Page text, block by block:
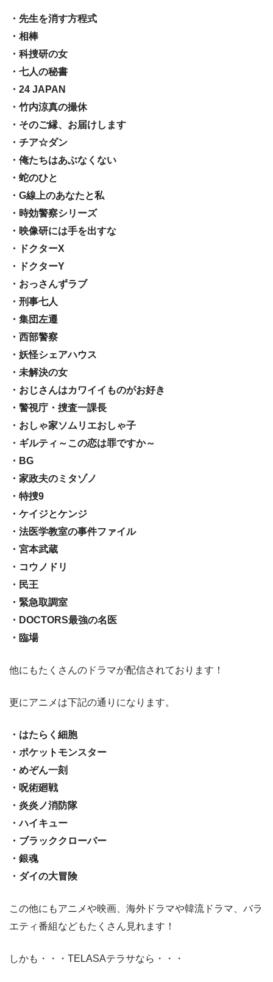
・先生を消す方程式
・相棒
・科捜研の女
・七人の秘書
・24 JAPAN
・竹内涼真の撮休
・そのご縁、お届けします
・チア☆ダン
・俺たちはあぶなくない
・蛇のひと
・G線上のあなたと私
・時効警察シリーズ
・映像研には手を出すな
・ドクターX
・ドクターY
・おっさんずラブ
・刑事七人
・集団左遷
・西部警察
・妖怪シェアハウス
・未解決の女
・おじさんはカワイイものがお好き
・警視庁・捜査一課長
・おしゃ家ソムリエおしゃ子
・ギルティ～この恋は罪ですか～
・BG
・家政夫のミタゾノ
・特捜9
・ケイジとケンジ
・法医学教室の事件ファイル
・宮本武蔵
・コウノドリ
・民王
・緊急取調室
・DOCTORS最強の名医
・臨場
他にもたくさんのドラマが配信されております！
更にアニメは下記の通りになります。
・はたらく細胞
・ポケットモンスター
・めぞん一刻
・呪術廻戦
・炎炎ノ消防隊
・ハイキュー
・ブラッククローバー
・銀魂
・ダイの大冒険
この他にもアニメや映画、海外ドラマや韓流ドラマ、バラ
エティ番組などもたくさん見れます！
しかも・・・TELASAテラサなら・・・